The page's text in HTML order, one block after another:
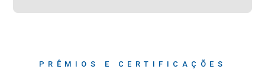
PRÊMIOS E CERTIFICAÇÕES